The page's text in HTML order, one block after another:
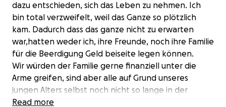
dazu entschieden, sich das Leben zu nehmen. Ich
bin total verzweifelt, weil das Ganze so plötzlich
kam. Dadurch dass das ganze nicht zu erwarten
war,hatten weder ich, ihre Freunde, noch ihre Familie
für die Beerdigung Geld beiseite legen können.
Wir würden der Familie gerne finanziell unter die
Arme greifen, sind aber alle auf Grund unseres
jungen Alters selbst noch nicht so lange in der
Berufswelt, dass wir die finanziellen Möglichkeiten
Read more